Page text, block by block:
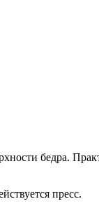
бедра.
пресс.